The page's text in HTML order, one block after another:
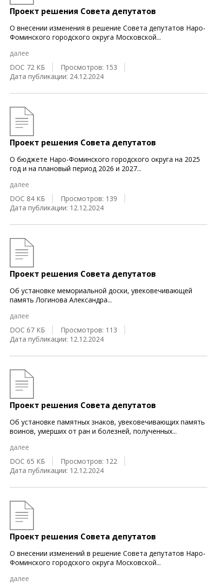
Проект решения Совета депутатов
О внесении изменения в решение Совета депутатов Наро-
Фоминского городского округа Московской...
далее
DOC 72 КБ
Просмотров: 153
Дата публикации: 24.12.2024
Проект решения Совета депутатов
О бюджете Наро-Фоминского городского округа на 2025
год и на плановый период 2026 и 2027...
далее
DOC 84 КБ
Просмотров: 139
Дата публикации: 12.12.2024
Проект решения Совета депутатов
Об установке мемориальной доски, увековечивающей
память Логинова Александра...
далее
DOC 67 КБ
Просмотров: 113
Дата публикации: 12.12.2024
Проект решения Совета депутатов
Об установке памятных знаков, увековечивающих память
воинов, умерших от ран и болезней, полученных...
далее
DOC 65 КБ
Просмотров: 122
Дата публикации: 12.12.2024
Проект решения Совета депутатов
О внесении изменений в решение Совета депутатов Наро-
Фоминского городского округа Московской...
далее